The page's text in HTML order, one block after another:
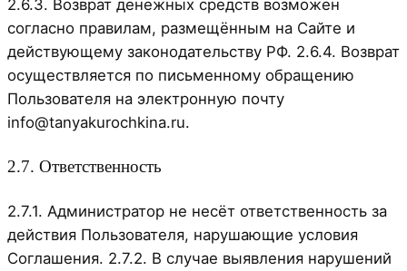
2.6.3. Возврат денежных средств возможен
согласно правилам, размещённым на Сайте и
действующему законодательству РФ. 2.6.4. Возврат
осуществляется по письменному обращению
Пользователя на электронную почту
info@tanyakurochkina.ru.
2.7. Ответственность
2.7.1. Администратор не несёт ответственность за
действия Пользователя, нарушающие условия
Соглашения. 2.7.2. В случае выявления нарушений